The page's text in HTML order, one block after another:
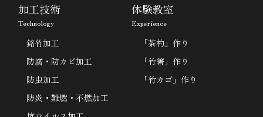
加工技術
Technology
銘竹加工
防腐・防カビ加工
防虫加工
防炎・難燃・不燃加工
体験教室
Experience
「茶杓」作り
「竹箸」作り
「竹カゴ」作り